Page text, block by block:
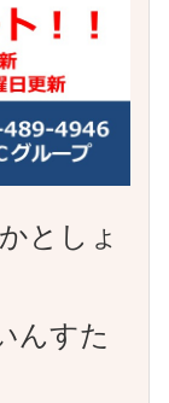
としょ
んすた